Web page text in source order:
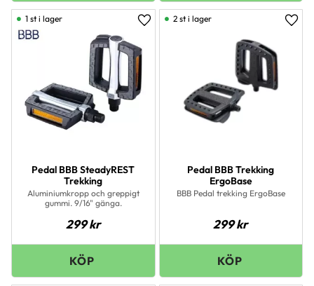
Pedal BBB SteadyREST
Trekking
Aluminiumkropp och greppigt
gummi. 9/16" gänga.
299kr
Lägg till i favoriter
1 st i lager
Pedal BBB Trekking
ErgoBase
BBB Pedal trekking ErgoBase
299kr
2 st i lager